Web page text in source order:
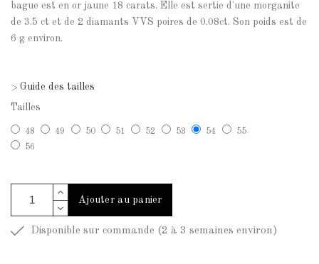
bague est en or jaune 18 carats. Elle est sertie d'une morganite
de 3.5 ct et de 2 diamants VVS poires de 0.08ct. Son poids est de
6 g environ.
> Guide des tailles
Tailles
48 49 50 51 52 53 54
55
56
Ajouter au panier
Disponible sur commande (2 à 3 semaines environ)